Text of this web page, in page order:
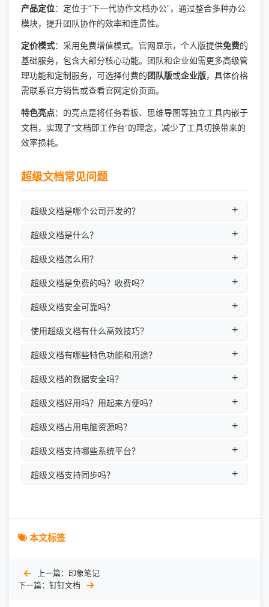
产品定位：定位于“下一代协作文档办公”，通过整合多种办公
模块，提升团队协作的效率和连贯性。
定价模式：采用免费增值模式。官网显示，个人版提供免费的
基础服务，包含大部分核心功能。团队和企业如需更多高级管
理功能和定制服务，可选择付费的团队版或企业版，具体价格
需联系官方销售或查看官网定价页面。
特色亮点：的亮点是将任务看板、思维导图等独立工具内嵌于
文档，实现了“文档即工作台”的理念，减少了工具切换带来的
效率损耗。
超级文档常见问题
超级文档是哪个公司开发的？
超级文档是什么？
超级文档怎么用？
超级文档是免费的吗？收费吗？
超级文档安全可靠吗？
使用超级文档有什么高效技巧？
超级文档有哪些特色功能和用途？
超级文档的数据安全吗？
超级文档好用吗？用起来方便吗？
超级文档占用电脑资源吗？
超级文档支持哪些系统平台？
超级文档支持同步吗？
本文标签
上一篇： 印象笔记
下一篇： 钉钉文档